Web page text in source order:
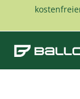
Zum Hauptinhalt